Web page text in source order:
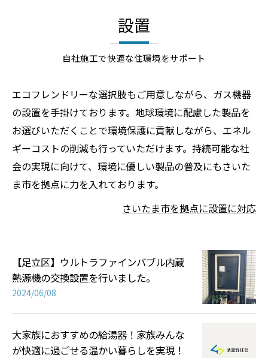
設置
自社施工で快適な住環境をサポート
エコフレンドリーな選択肢もご用意しながら、ガス機器
の設置を手掛けております。地球環境に配慮した製品を
お選びいただくことで環境保護に貢献しながら、エネル
ギーコストの削減も行っていただけます。持続可能な社
会の実現に向けて、環境に優しい製品の普及にもさいた
ま市を拠点に力を入れております。
さいたま市を拠点に設置に対応
【足立区】ウルトラファインバブル内蔵
熱源機の交換設置を行いました。
2024/06/08
大家族におすすめの給湯器！家族みんな
が快適に過ごせる温かい暮らしを実現！